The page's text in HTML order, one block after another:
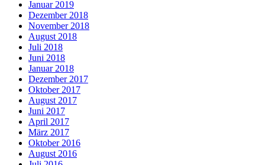
Januar 2019
Dezember 2018
November 2018
August 2018
Juli 2018
Juni 2018
Januar 2018
Dezember 2017
Oktober 2017
August 2017
Juni 2017
April 2017
März 2017
Oktober 2016
August 2016